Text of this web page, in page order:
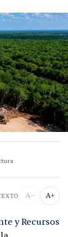
A− A+
y Recursos